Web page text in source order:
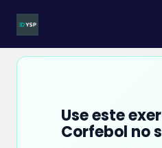
Use este
Corfebol no